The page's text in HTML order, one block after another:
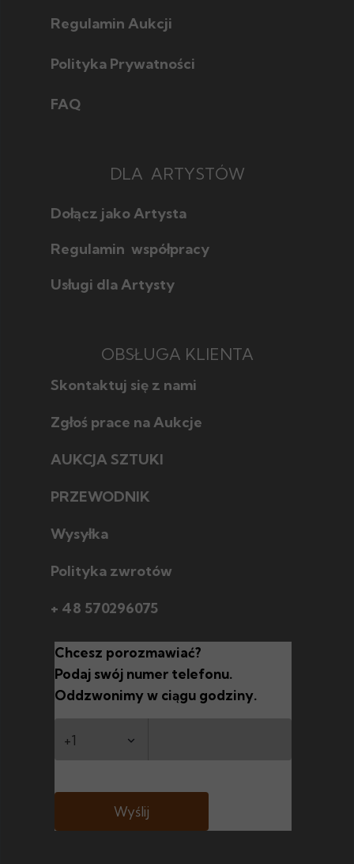
Chcesz porozmawiać?
Podaj swój numer telefonu.
Oddzwonimy w ciągu godziny.
Wyślij
Regulamin Aukcji
Polityka Prywatności
FAQ
DLA ARTYSTÓW
Dołącz jako Artysta
Regulamin współpracy
Usługi dla Artysty
OBSŁUGA KLIENTA
Skontaktuj się z nami
Zgłoś prace na Aukcje
AUKCJA SZTUKI
Jak licytować
Jak sprzedać
PRZEWODNIK
Poznaj style w sztuce
Wysyłka
Polityka zwrotów
+ 48 570296075